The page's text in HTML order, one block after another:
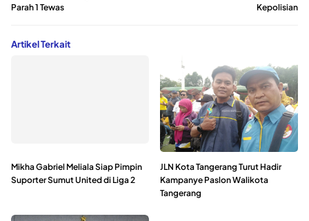
Parah 1 Tewas
Kepolisian
Artikel Terkait
Mikha Gabriel Meliala Siap Pimpin
Suporter Sumut United di Liga 2
JLN Kota Tangerang Turut Hadir
Kampanye Paslon Walikota
Tangerang